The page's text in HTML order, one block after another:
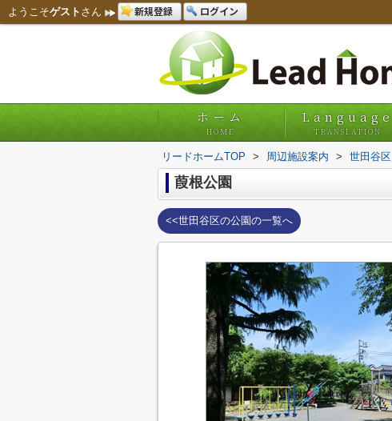
ようこそゲスト さん 新規登録 ログイン
ホーム
HOME
Language
TRANSLATION
リードホームTOP > 周辺施設案内 > 世田谷区
葭根公園
<<世田谷区の公園の一覧へ